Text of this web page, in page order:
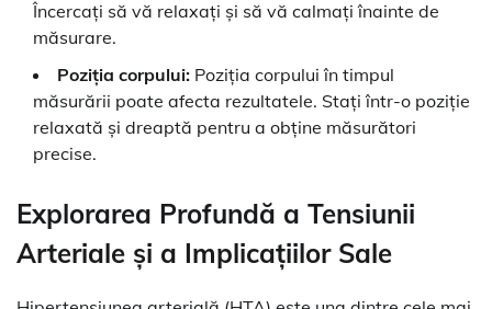
Încercați să vă relaxați și să vă calmați înainte de
măsurare.
Poziția corpului: Poziția corpului în timpul
măsurării poate afecta rezultatele. Stați într-o poziție
relaxată și dreaptă pentru a obține măsurători
precise.
Explorarea Profundă a Tensiunii
Arteriale și a Implicațiilor Sale